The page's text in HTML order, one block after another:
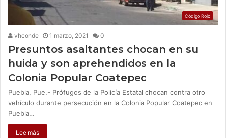
Código Rojo
vhconde 1 marzo, 2021 0
Presuntos asaltantes chocan en su
huida y son aprehendidos en la
Colonia Popular Coatepec
Puebla, Pue.- Prófugos de la Policía Estatal chocan contra otro
vehículo durante persecución en la Colonia Popular Coatepec en
Puebla…
Lee más